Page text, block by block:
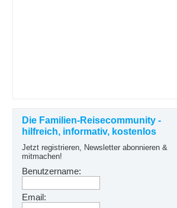
Die Familien-Reisecommunity -
hilfreich, informativ, kostenlos
Jetzt registrieren, Newsletter abonnieren &
mitmachen!
Benutzername:
Email: